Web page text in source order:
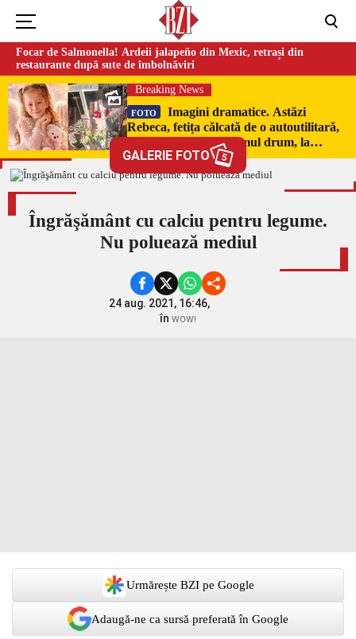
Focar de Salmonella! Ardeii jalapeño din Mexic, retrași din
restaurante după sute de îmbolnăviri
Breaking News
FOTO
Imagini dramatice. Astăzi
Rebeca, fetița călcată de o autoutilitară,
a fost condusă pe ultimul drum, la
Poduri. În sicriul alb al micuței au fost
puși pumni de bani și jucării –
GALERIE FOTO 5
Îngrăşământ cu calciu pentru legume.
Nu poluează mediul
24 aug. 2021, 16:46,
în WOW!
Urmărește BZI pe Google
Adaugă-ne ca sursă preferată în Google